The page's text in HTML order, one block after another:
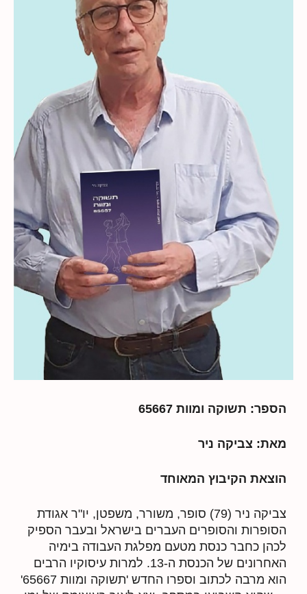
הספר: תשוקה ומוות 65667
מאת: צביקה ניר
הוצאת הקיבוץ המאוחד
צביקה ניר (79) סופר, משורר, משפטן, יו"ר אגודת
הסופרות והסופרים העברים בישראל ובעבר הספיק
לכהן כחבר כנסת מטעם מפלגת העבודה בימיה
האחרונים של הכנסת ה-13. למרות עיסוקיו הרבים
הוא מרבה לכתוב וספרו החדש 'תשוקה ומוות 65667'